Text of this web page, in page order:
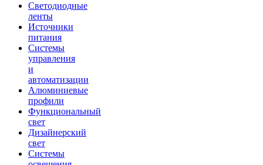
Светодиодные
ленты
Источники
питания
Системы
управления
и
автоматизации
Алюминиевые
профили
Функциональный
свет
Дизайнерский
свет
Системы